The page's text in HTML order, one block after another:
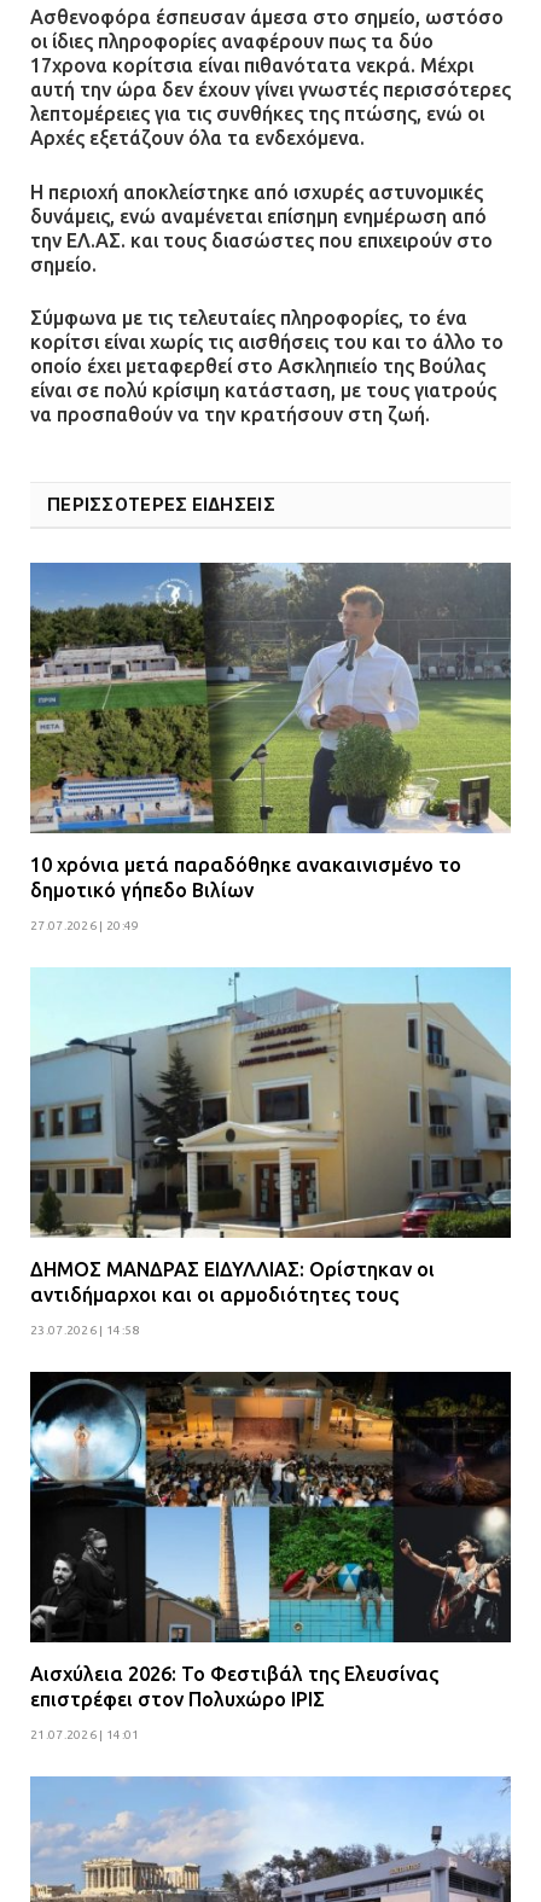
Ασθενοφόρα έσπευσαν άμεσα στο σημείο, ωστόσο
οι ίδιες πληροφορίες αναφέρουν πως τα δύο
17χρονα κορίτσια είναι πιθανότατα νεκρά. Μέχρι
αυτή την ώρα δεν έχουν γίνει γνωστές περισσότερες
λεπτομέρειες για τις συνθήκες της πτώσης, ενώ οι
Αρχές εξετάζουν όλα τα ενδεχόμενα.
Η περιοχή αποκλείστηκε από ισχυρές αστυνομικές
δυνάμεις, ενώ αναμένεται επίσημη ενημέρωση από
την ΕΛ.ΑΣ. και τους διασώστες που επιχειρούν στο
σημείο.
Σύμφωνα με τις τελευταίες πληροφορίες, το ένα
κορίτσι είναι χωρίς τις αισθήσεις του και το άλλο το
οποίο έχει μεταφερθεί στο Ασκληπιείο της Βούλας
είναι σε πολύ κρίσιμη κατάσταση, με τους γιατρούς
να προσπαθούν να την κρατήσουν στη ζωή.
ΠΕΡΙΣΣΟΤΕΡΕΣ ΕΙΔΗΣΕΙΣ
10 χρόνια μετά παραδόθηκε ανακαινισμένο το
δημοτικό γήπεδο Βιλίων
27.07.2026 | 20:49
ΔΗΜΟΣ ΜΑΝΔΡΑΣ ΕΙΔΥΛΛΙΑΣ: Ορίστηκαν οι
αντιδήμαρχοι και οι αρμοδιότητες τους
23.07.2026 | 14:58
Αισχύλεια 2026: Το Φεστιβάλ της Ελευσίνας
επιστρέφει στον Πολυχώρο ΙΡΙΣ
21.07.2026 | 14:01